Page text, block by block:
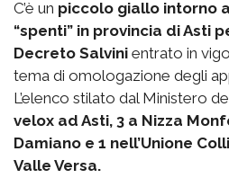
C’è un piccolo giallo intorno
“spenti” in provincia di Asti
Decreto Salvini entrato in
tema di omologazione degli
L’elenco stilato dal Ministero
velox ad Asti, 3 a Nizza
Damiano e 1 nell’Unione
Valle Versa.